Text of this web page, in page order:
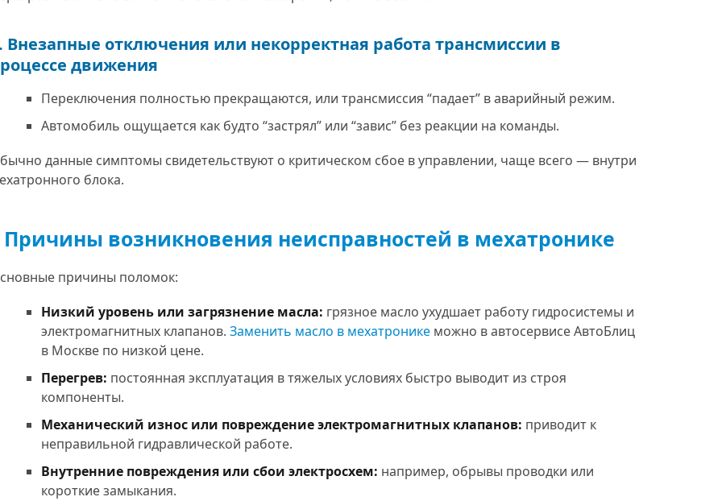
Внезапные отключения или некорректная работа трансмиссии в
движения
Переключения полностью прекращаются, или трансмиссия “падает” в аварийный режим.
Автомобиль ощущается как будто “застрял” или “завис” без реакции на команды.
данные симптомы свидетельствуют о критическом сбое в управлении, чаще всего — внутри
блока.
Причины возникновения неисправностей в мехатронике
причины поломок:
Низкий уровень или загрязнение масла: грязное масло ухудшает работу гидросистемы и
электромагнитных клапанов.Заменить масло в мехатронике можно в автосервисе АвтоБлиц
в Москве по низкой цене.
Перегрев: постоянная эксплуатация в тяжелых условиях быстро выводит из строя
компоненты.
Механический износ или повреждение электромагнитных клапанов: приводит к
неправильной гидравлической работе.
Внутренние повреждения или сбои электросхем: например, обрывы проводки или
короткие замыкания.